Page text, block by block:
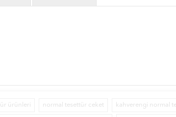
ürünleri normal tesettür ceket kahverengi normal